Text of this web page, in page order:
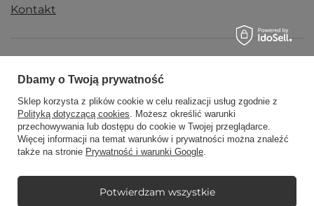
Kontakt
Regulaminy
Dbamy o Twoją prywatność
Sklep korzysta z plików cookie w celu realizacji usług zgodnie z
Polityką dotyczącą cookies. Możesz określić warunki
przechowywania lub dostępu do cookie w Twojej przeglądarce.
Więcej informacji na temat warunków i prywatności można znaleźć
także na stronie Prywatność i warunki Google.
Potwierdzam wszystkie